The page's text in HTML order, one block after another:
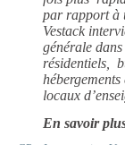
par rapport à
Vestack
générale
résidentiels,
locaux
En savoir